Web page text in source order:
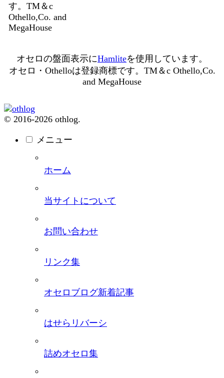
す。TM＆c
Othello,Co. and
MegaHouse
オセロの盤面表示にHamliteを使用しています。
オセロ・Othelloは登録商標です。TM＆c Othello,Co.
and MegaHouse
© 2016-2026 othlog.
メニュー
ホーム
当サイトについて
お問い合わせ
リンク集
オセロブログ新着記事
はせらリバーシ
詰めオセロ集